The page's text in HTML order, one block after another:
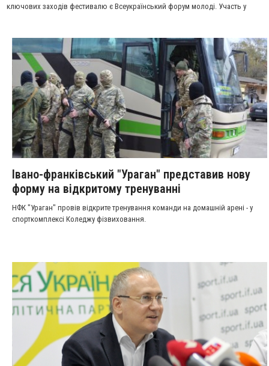
ключових заходів фестивалю є Всеукраїнський форум молоді. Участь у
Івано-франківський "Ураган" представив нову
форму на відкритому тренуванні
НФК "Ураган" провів відкрите тренування команди на домашній арені - у
спорткомплексі Коледжу фізвиховання.